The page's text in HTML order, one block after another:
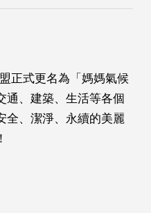
正式更名為「媽媽氣候
通、建築、生活等各個
全、潔淨、永續的美麗